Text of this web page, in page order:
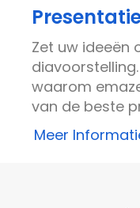
Zet uw ideeën
waarom
van de beste
Meer